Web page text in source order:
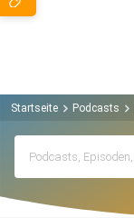
Startseite Podcasts